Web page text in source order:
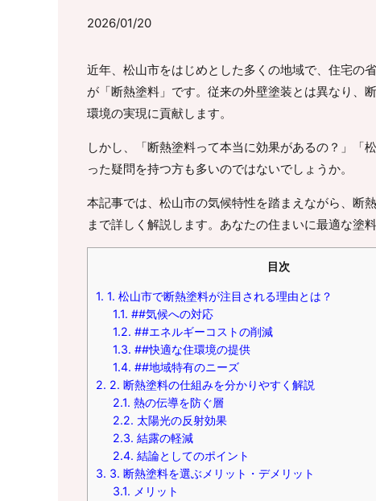
2026/01/20
近年、松山市をはじめとした多くの地域で、住宅の
が「断熱塗料」です。従来の外壁塗装とは異なり、
環境の実現に貢献します。
しかし、「断熱塗料って本当に効果があるの？」「
った疑問を持つ方も多いのではないでしょうか。
本記事では、松山市の気候特性を踏まえながら、断
まで詳しく解説します。あなたの住まいに最適な塗
目次
1. 1. 松山市で断熱塗料が注目される理由とは？
1.1. ##気候への対応
1.2. ##エネルギーコストの削減
1.3. ##快適な住環境の提供
1.4. ##地域特有のニーズ
2. 2. 断熱塗料の仕組みを分かりやすく解説
2.1. 熱の伝導を防ぐ層
2.2. 太陽光の反射効果
2.3. 結露の軽減
2.4. 結論としてのポイント
3. 3. 断熱塗料を選ぶメリット・デメリット
3.1. メリット